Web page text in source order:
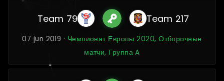
Team 79 Team 217
07 jun 2019 · Чемпионат Европы 2020, Отборочные
матчи, Группа A